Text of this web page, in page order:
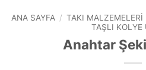
ANA SAYFA / TAKI MALZEMELERI
TAŞLI KOLYE
Anahtar